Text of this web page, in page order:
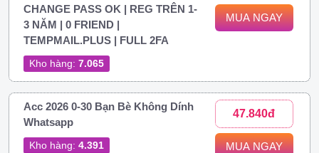
CHANGE PASS OK | REG TRÊN 1-
3 NĂM | 0 FRIEND |
TEMPMAIL.PLUS | FULL 2FA
Kho hàng: 7.065
MUA NGAY
Acc 2026 0-30 Bạn Bè Không Dính
Whatsapp
Kho hàng: 4.391
47.840đ
MUA NGAY